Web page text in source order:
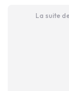
La suite